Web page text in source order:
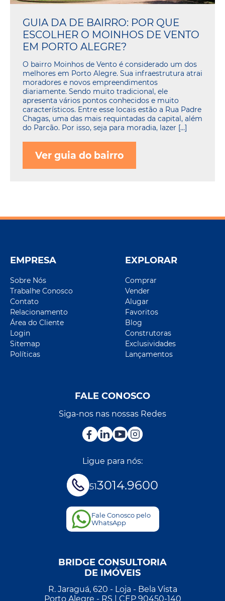
GUIA DA DE BAIRRO: POR QUE
ESCOLHER O MOINHOS DE VENTO
EM PORTO ALEGRE?
O bairro Moinhos de Vento é considerado um dos
melhores em Porto Alegre. Sua infraestrutura atrai
moradores e novos empreendimentos
diariamente. Sendo muito tradicional, ele
apresenta vários pontos conhecidos e muito
característicos. Entre esse locais estão a Rua Padre
Chagas, uma das mais requintadas da capital, além
do Parcão. Por isso, seja para moradia, lazer […]
Ver guia do bairro
EMPRESA
Sobre Nós
Trabalhe Conosco
Contato
Relacionamento
Área do Cliente
Login
Sitemap
Políticas
EXPLORAR
Comprar
Vender
Alugar
Favoritos
Blog
Construtoras
Exclusividades
Lançamentos
FALE CONOSCO
Siga-nos nas nossas Redes
Ligue para nós:
513014.9600
Fale Conosco pelo
WhatsApp
BRIDGE CONSULTORIA
DE IMÓVEIS
R. Jaraguá, 620 - Loja - Bela Vista
Porto Alegre - RS | CEP 90450-140